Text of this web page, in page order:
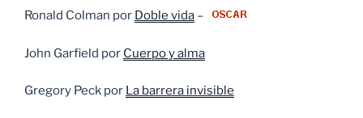
Ronald Colman por Doble vida –
John Garfield por Cuerpo y alma
Gregory Peck por La barrera invisible